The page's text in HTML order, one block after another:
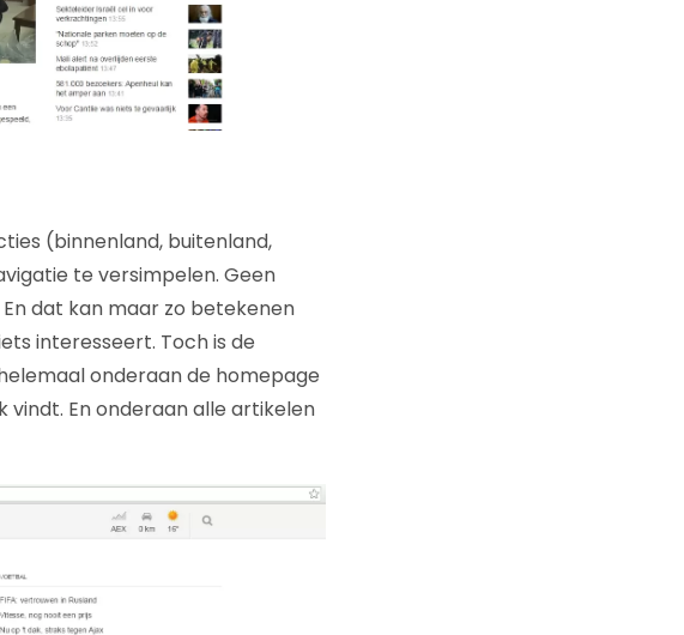
(binnenland, buitenland,
te versimpelen. Geen
dat kan maar zo betekenen
interesseert. Toch is de
onderaan de homepage
vindt. En onderaan alle artikelen